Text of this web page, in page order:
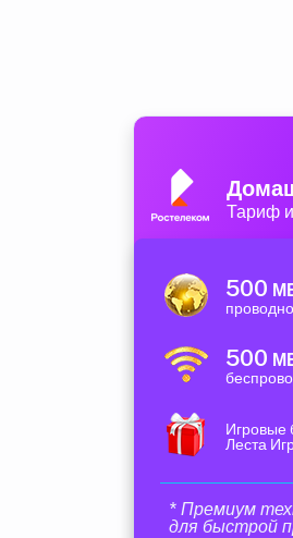
Тариф
500
500
Игровые
Леста
* Премиум
для быстрой